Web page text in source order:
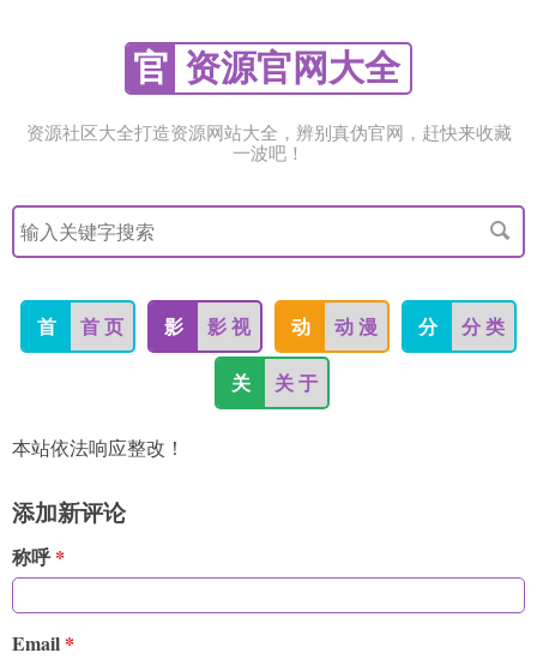
官 资源官网大全
资源社区大全打造资源网站大全，辨别真伪官网，赶快来收藏
一波吧！
搜
索
关
字
首 首 页 影 影 视 动 动 漫 分 分 类
关 关 于
本站依法响应整改！
添加新评论
称呼
Email